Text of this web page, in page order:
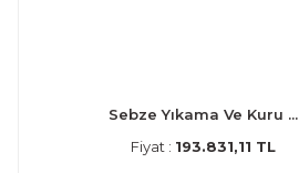
Sebze Yıkama Ve Kuru ...
Fiyat : 193.831,11 TL